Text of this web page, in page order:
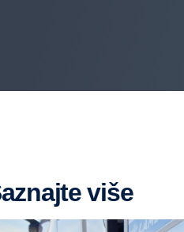
Saznajte više